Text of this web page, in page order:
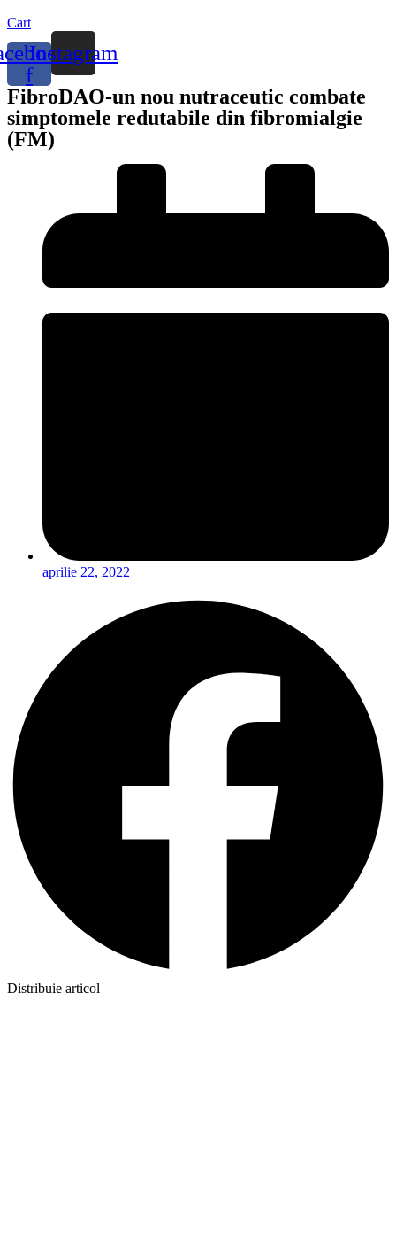
Cart
f
Instagram
FibroDAO-un nou nutraceutic combate
simptomele redutabile din fibromialgie
(FM)
aprilie 22, 2022
Distribuie articol